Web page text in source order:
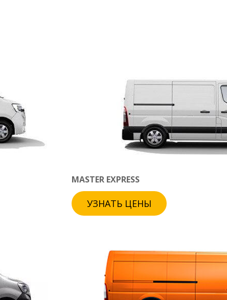
MASTER EXPRESS
УЗНАТЬ ЦЕНЫ